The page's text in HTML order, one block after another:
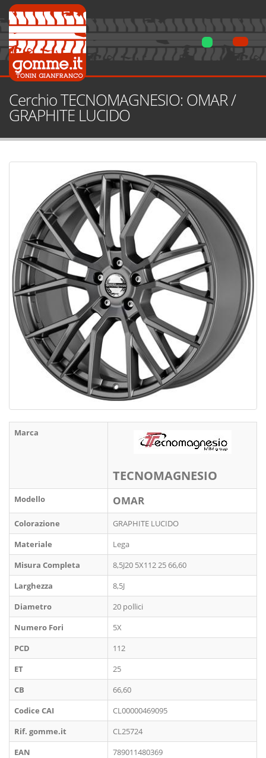
Cerchio TECNOMAGNESIO: OMAR /
GRAPHITE LUCIDO
Marca
TECNOMAGNESIO
Modello OMAR
Colorazione
GRAPHITE LUCIDO
Materiale
Lega
Misura Completa
8,5J20 5X112 25 66,60
Larghezza
8,5J
Diametro
20 pollici
Numero Fori
5X
PCD
112
ET
25
CB
66,60
Codice CAI
CL00000469095
Rif. gomme.it
CL25724
EAN
789011480369